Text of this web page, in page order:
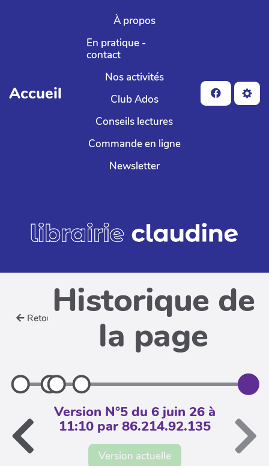
Aller au contenu principal
Accueil
À propos
En pratique -
contact
Nos activités
Club Ados
Conseils lectures
Commande en ligne
Newsletter
Retour Historique de
la page
Version N°5 du 6 juin 26 à
11:10 par 86.214.92.135
Version actuelle